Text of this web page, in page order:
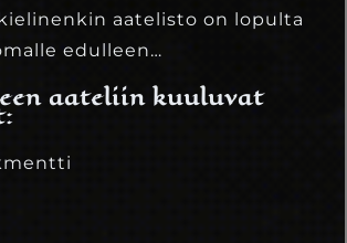
aatelisto on lopulta
edulleen…
aateliin kuuluvat